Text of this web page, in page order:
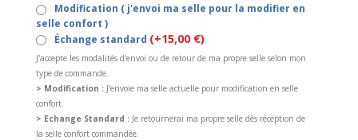
Modification ( j'envoi ma selle pour la modifier en
selle confort )
Échange standard (+15,00 €)
J'accepte les modalités d'envoi ou de retour de ma propre selle selon mon
type de commande.
> Modification : J'envoie ma selle actuelle pour modification en selle
confort.
> Echange Standard :Je retournerai ma propre selle dès réception de
la selle confort commandée.